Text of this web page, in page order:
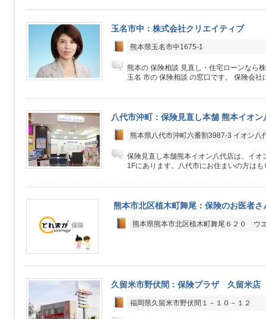
玉名市中：株式会社クリエイティブ
熊本県玉名市中1675-1
熊本の 保険相談 見直し・住宅ローンなら
玉名 市の 保険相談 の窓口です。 保険会社
八代市沖町：保険見直し本舗 熊本イオン
熊本県八代市沖町六番割3987-3 イオン八
保険見直し本舗熊本イオン八代店は、イオ
1Fにあります。八代市にお住まいの方は
熊本市北区植木町舞尾：保険のお医者さ
熊本県熊本市北区植木町舞尾６２０ ウ
久留米市野伏間：保険プラザ 久留米
福岡県久留米市野伏間１－１０－１２